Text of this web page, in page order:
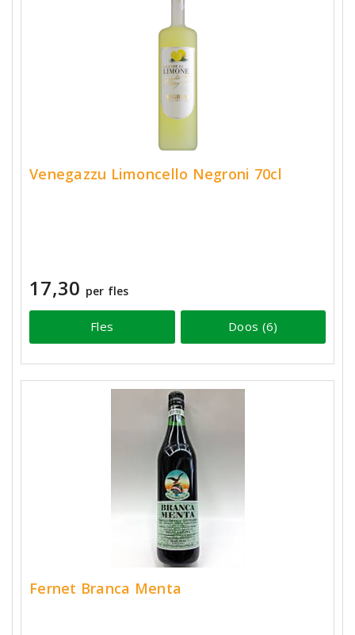
Venegazzu Limoncello Negroni 70cl
17,30 per fles
Fles Doos (6)
Fernet Branca Menta